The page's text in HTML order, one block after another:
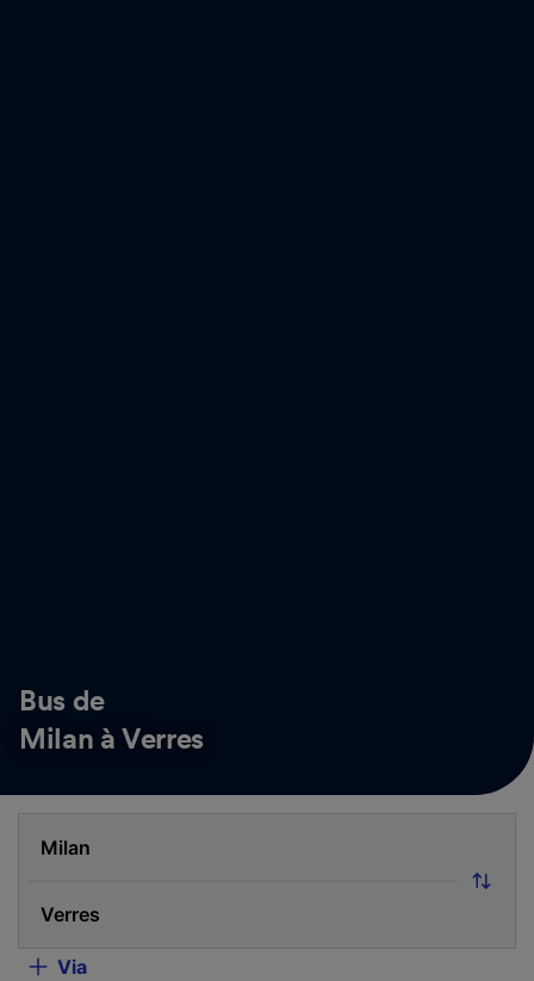
Bus de
Milan à Verres
Via